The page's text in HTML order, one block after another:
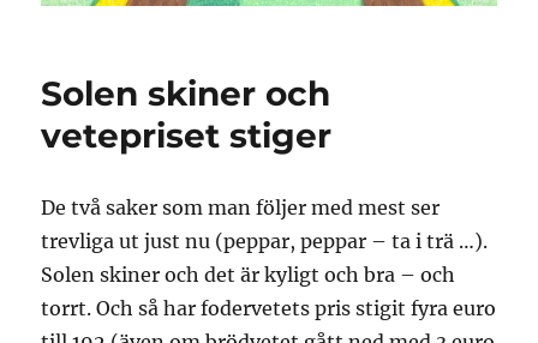
Solen skiner och
vetepriset stiger
De två saker som man följer med mest ser
trevliga ut just nu (peppar, peppar – ta i trä …).
Solen skiner och det är kyligt och bra – och
torrt. Och så har fodervetets pris stigit fyra euro